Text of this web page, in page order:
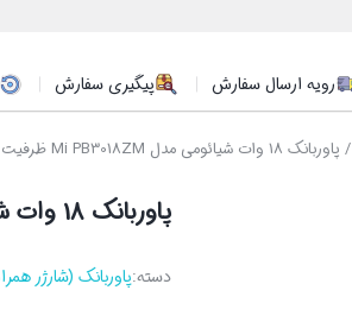
رویه ارسال سفارش پیگیری سفارش
/ پاوربانک 18 وات شیائومی مدل Mi PB3018ZM ظرفیت 30000 میلی آمپر ساعت
پاوربانک 18 وات شیائومی مدل Mi PB3018ZM ظرفیت 30000 میلی آمپر ساعت
دسته:پاوربانک (شارژر